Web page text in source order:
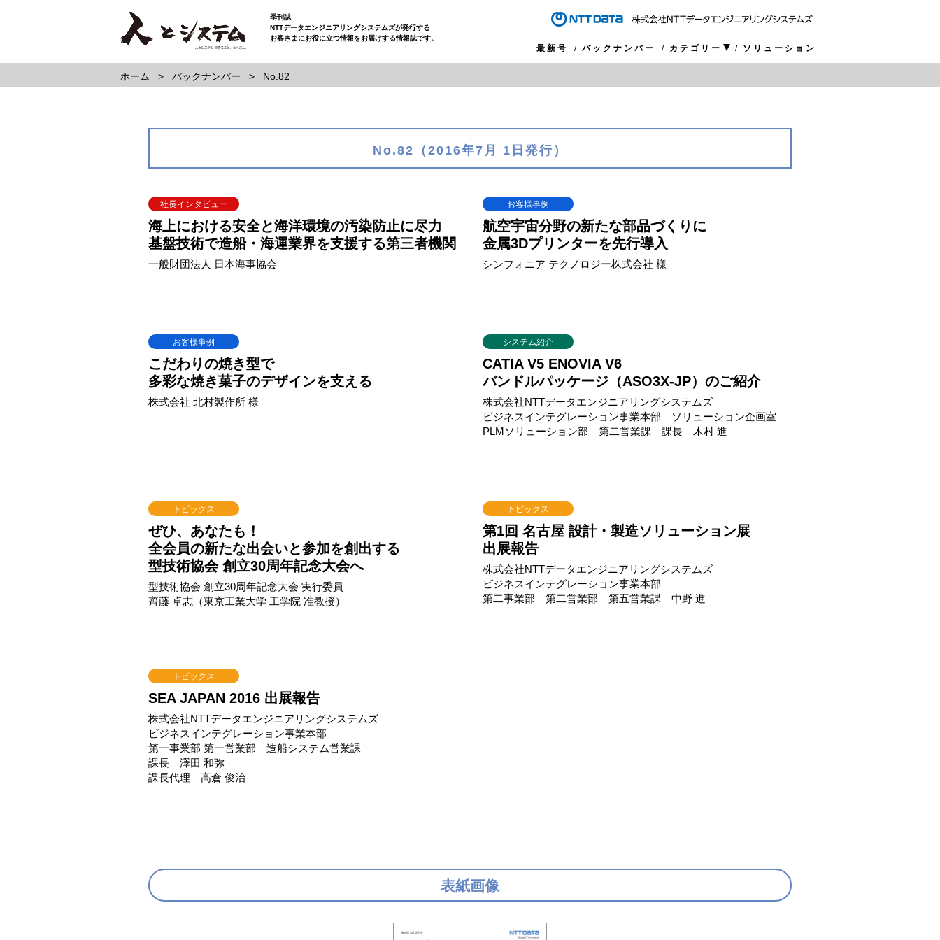
季刊誌
NTTデータエンジニアリングシステムズが発行する
お客さまにお役に立つ情報をお届けする情報誌です。
最新号 バックナンバー カテゴリー ソリューション
ホーム バックナンバー No.82
No.82（2016年7月 1日発行）
社長インタビュー
海上における安全と海洋環境の汚染防止に尽力
基盤技術で造船・海運業界を支援する第三者機関
一般財団法人 日本海事協会
お客様事例
航空宇宙分野の新たな部品づくりに
金属3Dプリンターを先行導入
シンフォニア テクノロジー株式会社 様
お客様事例
こだわりの焼き型で
多彩な焼き菓子のデザインを支える
株式会社 北村製作所 様
システム紹介
CATIA V5 ENOVIA V6
バンドルパッケージ（ASO3X-JP）のご紹介
株式会社NTTデータエンジニアリングシステムズ
ビジネスインテグレーション事業本部 ソリューション企画室
PLMソリューション部 第二営業課 課長 木村 進
トピックス
ぜひ、あなたも！
全会員の新たな出会いと参加を創出する
型技術協会 創立30周年記念大会へ
型技術協会 創立30周年記念大会 実行委員
齊藤 卓志（東京工業大学 工学院 准教授）
トピックス
第1回 名古屋 設計・製造ソリューション展
出展報告
株式会社NTTデータエンジニアリングシステムズ
ビジネスインテグレーション事業本部
第二事業部 第二営業部 第五営業課 中野 進
トピックス
SEA JAPAN 2016 出展報告
株式会社NTTデータエンジニアリングシステムズ
ビジネスインテグレーション事業本部
第一事業部 第一営業部 造船システム営業課
課長 澤田 和弥
課長代理 高倉 俊治
表紙画像